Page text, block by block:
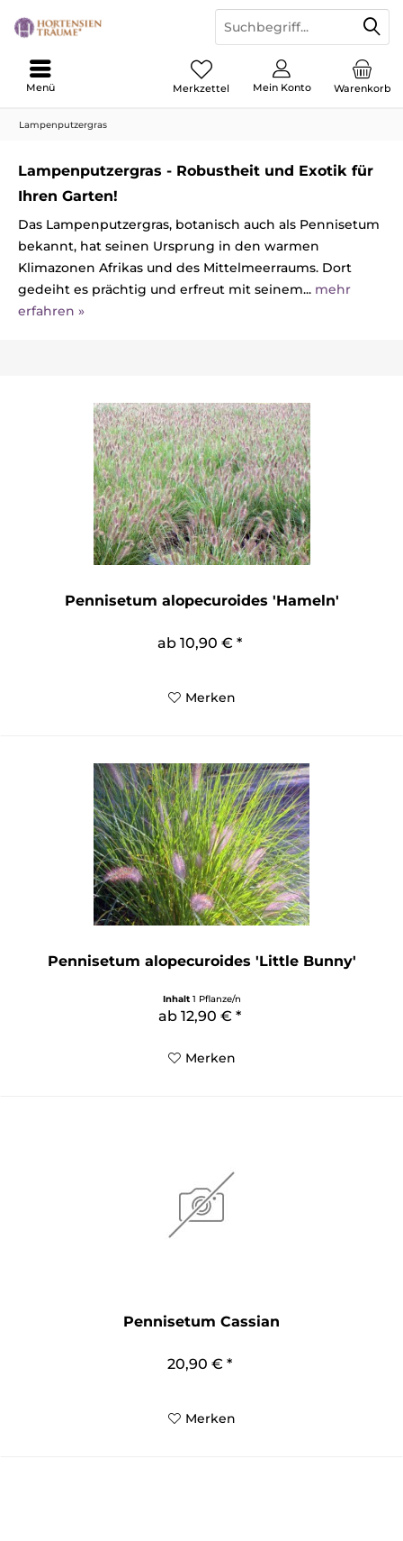
Warenkorb
Merkzettel Mein Konto
Menü
Lampenputzergras
Lampenputzergras - Robustheit und Exotik für
Ihren Garten!
Das Lampenputzergras, botanisch auch als Pennisetum
bekannt, hat seinen Ursprung in den warmen
Klimazonen Afrikas und des Mittelmeerraums. Dort
gedeiht es prächtig und erfreut mit seinem... mehr
erfahren »
Pennisetum alopecuroides 'Hameln'
ab 10,90 € *
Merken
Pennisetum alopecuroides 'Little Bunny'
Inhalt 1 Pflanze/n
ab 12,90 € *
Merken
Pennisetum Cassian
20,90 € *
Merken